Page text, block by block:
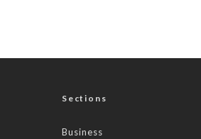
Sections
Business